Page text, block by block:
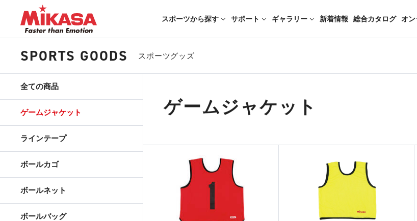
スポーツから探す サポート ギャラリー 新着情報 総合カタログ オ
SPORTS GOODS スポーツグッズ
ゲームジャケット
全ての商品
ゲームジャケット
ラインテープ
ボールカゴ
ボールネット
ボールバッグ